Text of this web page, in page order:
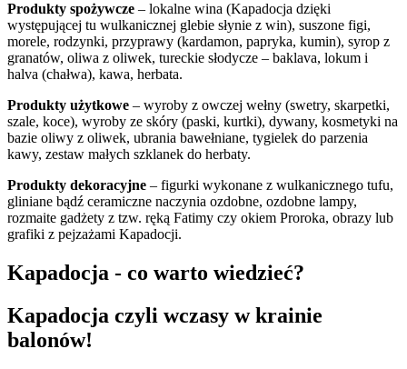
Produkty spożywcze – lokalne wina (Kapadocja dzięki
występującej tu wulkanicznej glebie słynie z win), suszone figi,
morele, rodzynki, przyprawy (kardamon, papryka, kumin), syrop z
granatów, oliwa z oliwek, tureckie słodycze – baklava, lokum i
halva (chałwa), kawa, herbata.
Produkty użytkowe – wyroby z owczej wełny (swetry, skarpetki,
szale, koce), wyroby ze skóry (paski, kurtki), dywany, kosmetyki na
bazie oliwy z oliwek, ubrania bawełniane, tygielek do parzenia
kawy, zestaw małych szklanek do herbaty.
Produkty dekoracyjne – figurki wykonane z wulkanicznego tufu,
gliniane bądź ceramiczne naczynia ozdobne, ozdobne lampy,
rozmaite gadżety z tzw. ręką Fatimy czy okiem Proroka, obrazy lub
grafiki z pejzażami Kapadocji.
Kapadocja - co warto wiedzieć?
Kapadocja czyli wczasy w krainie
balonów!